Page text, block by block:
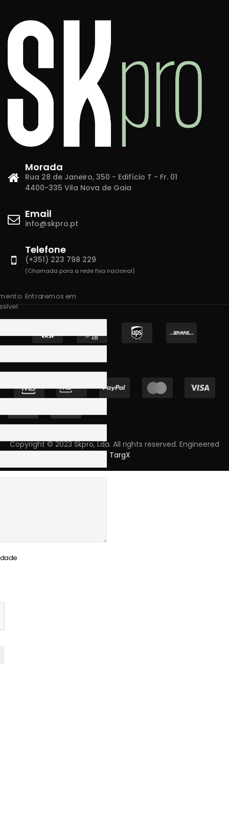
Morada
Rua 28 de Janeiro, 350 - Edifício T - Fr. 01
4400-335 Vila Nova de Gaia
Email
info@skpro.pt
Telefone
(+351) 223 798 229
(Chamada para a rede fixa nacional)
Copyright © 2023 Skpro, Lda. All rights reserved. Engineered
by TargX
Entraremos em